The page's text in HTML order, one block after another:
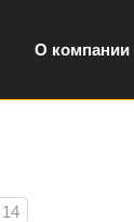
О компании
14